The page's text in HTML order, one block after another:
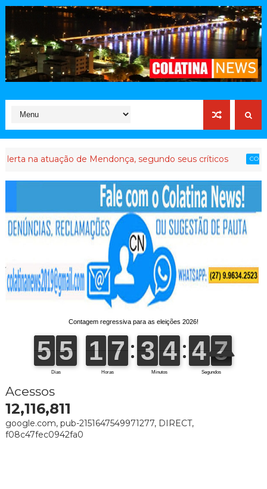
de Mendonça, segundo seus críticos COLATINA
Acessos
12,116,811
google.com, pub-2151647549971277, DIRECT,
f08c47fec0942fa0